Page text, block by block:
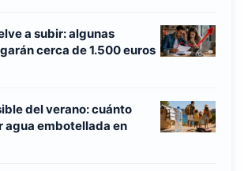
a subir: algunas
cerca de 1.500 euros
del verano: cuánto
agua embotellada en